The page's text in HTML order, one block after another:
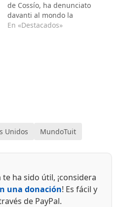
de Cossío, ha denunciato
davanti al mondo la
nuova ed estrema
En «Destacados»
Unidos MundoTuit
ha sido útil, ¡considera
una donación! Es fácil y
de PayPal.